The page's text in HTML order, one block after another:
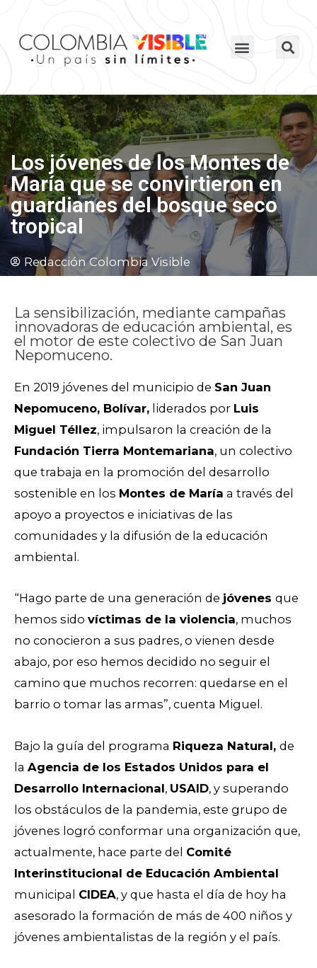
Los jóvenes de los Montes de
María que se convirtieron en
guardianes del bosque seco
tropical
Redacción Colombia Visible
La sensibilización, mediante campañas
innovadoras de educación ambiental, es
el motor de este colectivo de San Juan
Nepomuceno.
En 2019 jóvenes del municipio de San Juan
Nepomuceno, Bolívar, liderados por Luis
Miguel Téllez, impulsaron la creación de la
Fundación Tierra Montemariana, un colectivo
que trabaja en la promoción del desarrollo
sostenible en los Montes de María a través del
apoyo a proyectos e iniciativas de las
comunidades y la difusión de la educación
ambiental.
“Hago parte de una generación de jóvenes que
hemos sido víctimas de la violencia, muchos
no conocieron a sus padres, o vienen desde
abajo, por eso hemos decidido no seguir el
camino que muchos recorren: quedarse en el
barrio o tomar las armas”, cuenta Miguel.
Bajo la guía del programa Riqueza Natural, de
la Agencia de los Estados Unidos para el
Desarrollo Internacional, USAID, y superando
los obstáculos de la pandemia, este grupo de
jóvenes logró conformar una organización que,
actualmente, hace parte del Comité
Interinstitucional de Educación Ambiental
municipal CIDEA, y que hasta el día de hoy ha
asesorado la formación de más de 400 niños y
jóvenes ambientalistas de la región y el país.